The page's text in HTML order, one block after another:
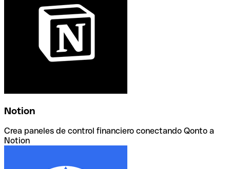
Notion
Crea paneles de control financiero conectando Qonto a
Notion